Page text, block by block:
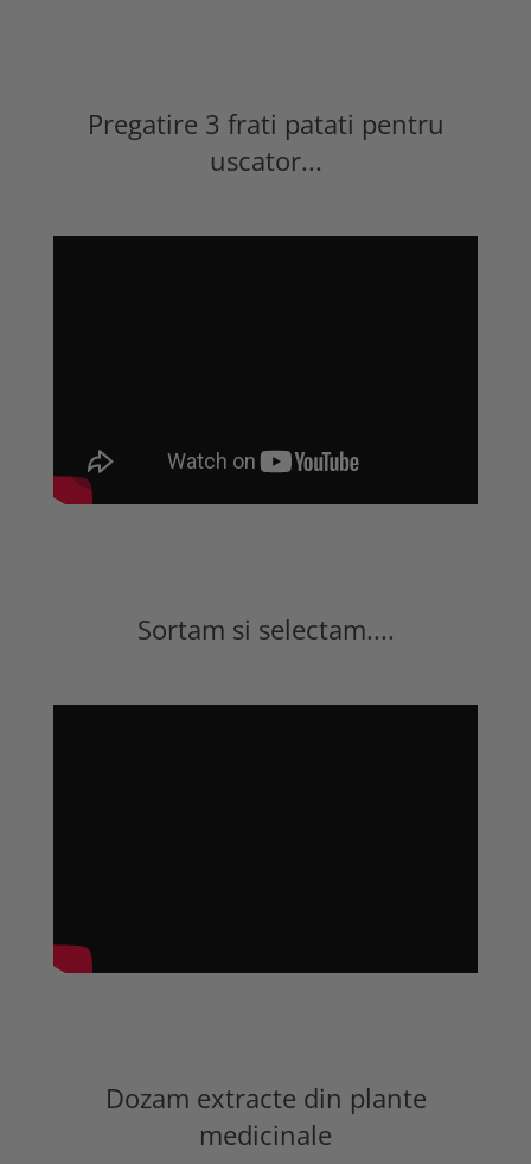
Pregatire 3 frati patati pentru
uscator...
Sortam si selectam....
Dozam extracte din plante
medicinale